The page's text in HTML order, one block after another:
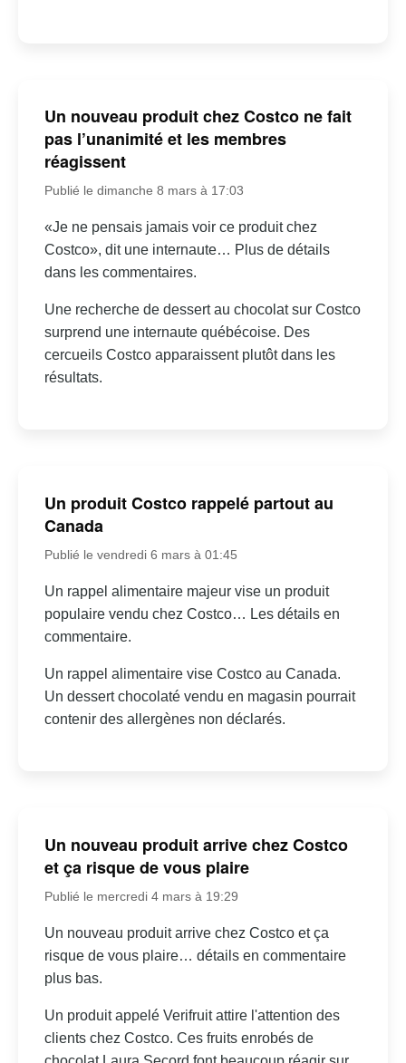
Un nouveau produit chez Costco ne fait
pas l’unanimité et les membres
réagissent
Publié le dimanche 8 mars à 17:03
«Je ne pensais jamais voir ce produit chez
Costco», dit une internaute… Plus de détails
dans les commentaires.
Une recherche de dessert au chocolat sur Costco
surprend une internaute québécoise. Des
cercueils Costco apparaissent plutôt dans les
résultats.
Un produit Costco rappelé partout au
Canada
Publié le vendredi 6 mars à 01:45
Un rappel alimentaire majeur vise un produit
populaire vendu chez Costco… Les détails en
commentaire.
Un rappel alimentaire vise Costco au Canada.
Un dessert chocolaté vendu en magasin pourrait
contenir des allergènes non déclarés.
Un nouveau produit arrive chez Costco
et ça risque de vous plaire
Publié le mercredi 4 mars à 19:29
Un nouveau produit arrive chez Costco et ça
risque de vous plaire… détails en commentaire
plus bas.
Un produit appelé Verifruit attire l'attention des
clients chez Costco. Ces fruits enrobés de